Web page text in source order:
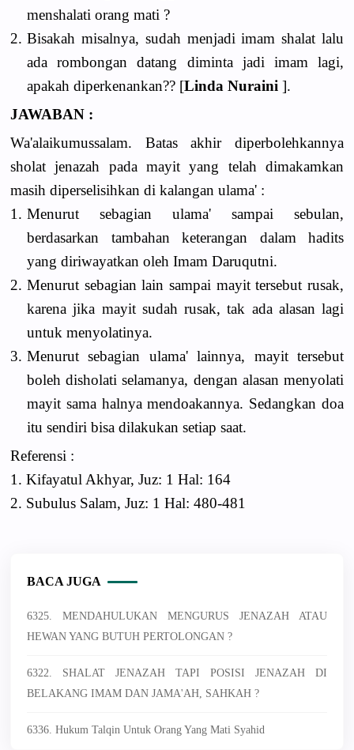
menshalati orang mati ?
2. Bisakah misalnya, sudah menjadi imam shalat lalu
ada rombongan datang diminta jadi imam lagi,
apakah diperkenankan?? [Linda Nuraini ].
JAWABAN :
Wa'alaikumussalam. Batas akhir diperbolehkannya
sholat jenazah pada mayit yang telah dimakamkan
masih diperselisihkan di kalangan ulama' :
1. Menurut sebagian ulama' sampai sebulan,
berdasarkan tambahan keterangan dalam hadits
yang diriwayatkan oleh Imam Daruqutni.
2. Menurut sebagian lain sampai mayit tersebut rusak,
karena jika mayit sudah rusak, tak ada alasan lagi
untuk menyolatinya.
3. Menurut sebagian ulama' lainnya, mayit tersebut
boleh disholati selamanya, dengan alasan menyolati
mayit sama halnya mendoakannya. Sedangkan doa
itu sendiri bisa dilakukan setiap saat.
Referensi :
1. Kifayatul Akhyar, Juz: 1 Hal: 164
2. Subulus Salam, Juz: 1 Hal: 480-481
BACA JUGA
6325. MENDAHULUKAN MENGURUS JENAZAH ATAU
HEWAN YANG BUTUH PERTOLONGAN ?
6322. SHALAT JENAZAH TAPI POSISI JENAZAH DI
BELAKANG IMAM DAN JAMA'AH, SAHKAH ?
6336. Hukum Talqin Untuk Orang Yang Mati Syahid